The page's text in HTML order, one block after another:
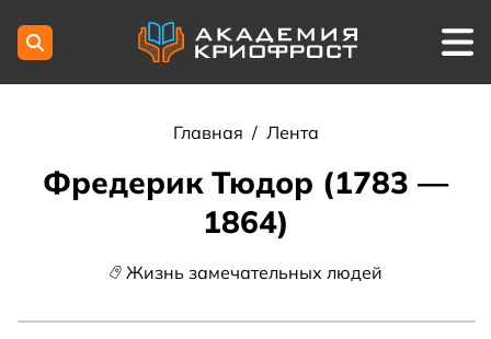
Главная / Лента
Фредерик Тюдор (1783 —
1864)
Жизнь замечательных людей